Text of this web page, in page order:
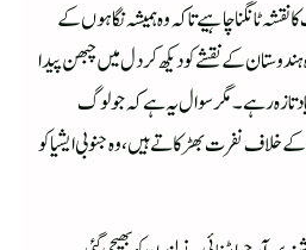
ٹانگنا چاہیے تاکہ وہ ہمیشہ نگاہوں کے
کے نقشے کو دیکھ کر دل میں چبھن پیدا
تازہ رہے۔مگر سوال یہ ہے کہ جو لوگ
خلاف نفرت بھڑکاتے ہیں، وہ جنوبی ایشیا کو